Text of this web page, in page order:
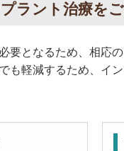
ラント治療を
要となるため、相応
も軽減するため、イ